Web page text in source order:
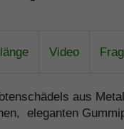
Video
aus
eleganten